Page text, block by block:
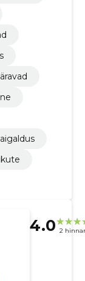
4.0 2